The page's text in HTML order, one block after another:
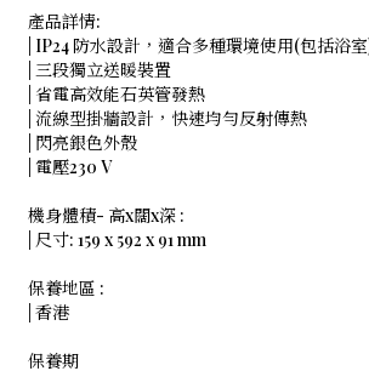
產品詳情:
| IP24 防水設計，適合多種環境使用(包括浴
| 三段獨立送暖裝置
| 省電高效能石英管發熱
| 流線型掛牆設計，快速均勻反射傳熱
| 閃亮銀色外殼
| 電壓230 V
機身體積- 高x闊x深 :
| 尺寸: 159 x 592 x 91 mm
保養地區 :
| 香港
保養期